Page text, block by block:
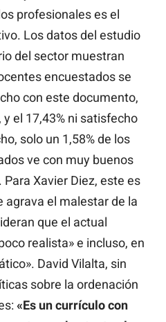
profesionales es el
Los datos del estudio
del sector muestran
encuestados se
con este documento,
el 17,43% ni satisfecho
solo un 1,58% de los
ve con muy buenos
Xavier Diez, este es
agrava el malestar de la
que el actual
realista» e incluso, en
David Vilalta, sin
sobre la ordenación
«Es un currículo con